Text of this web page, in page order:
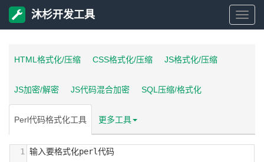
沐
工
沐杉开发工具
HTML格式化/压缩 CSS格式化/压缩 JS格式化/压缩
JS加密/解密 JS代码混合加密 SQL压缩/格式化
Perl代码格式化工具 更多工具
输入要格式化perl代码
1